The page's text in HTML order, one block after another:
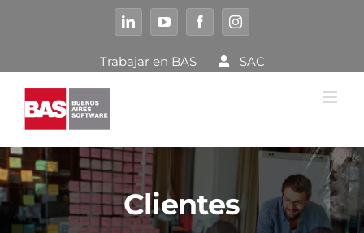
LinkedInYouTubeFacebookInstagram
Trabajar en BAS SAC
Clientes